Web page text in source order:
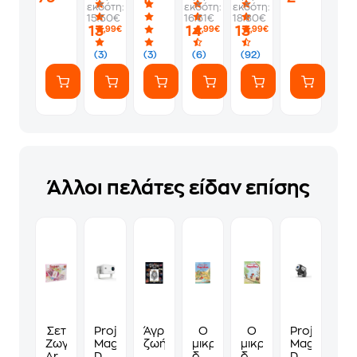
(3)
εκδότη:
15.50€
13,99€
1
Φακελάκι
(7
Αυτοκόλλητα)
(3)
να
γ*μηθούνε
ευγενικά
(6)
εκδότη:
16.61€
14,99€
(92)
εκδότη:
18.80€
13,99€
Άλλοι πελάτες είδαν επίσης
Σετ
Ζωγραφικής
Projector
Magcubic
Άγρια
ζωή
Ο
μικρός
Ο
μικρός
Projector
Magcubic